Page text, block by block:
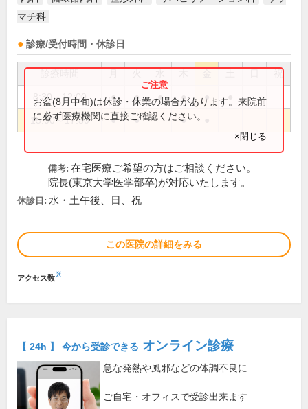
マチ科
診療/受付時間・休診日
祝
8:30～12:00 ● ● ● ● ●
15:00～17:30 ● ● ●
お盆(8月中旬)は休診・休業の場合があります。来院前
に必ず医療機関に直接ご確認ください。
×閉じる
備考: 在宅医療ご希望の方はご相談ください。
院長(東京大学医学部卒)が対応いたします。
休診日: 水・土午後、日、祝
この医院の詳細をみる
アクセス数※
【 24h 】 今から受診できる オンライン診療
急な発熱や風邪などの体調不良に
ご自宅・オフィスで受診出来ます